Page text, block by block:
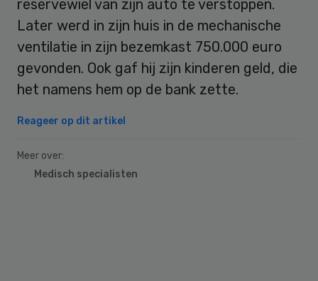
reservewiel van zijn auto te verstoppen.
Later werd in zijn huis in de mechanische
ventilatie in zijn bezemkast 750.000 euro
gevonden. Ook gaf hij zijn kinderen geld, die
het namens hem op de bank zette.
Reageer op dit artikel
Meer over:
Medisch specialisten